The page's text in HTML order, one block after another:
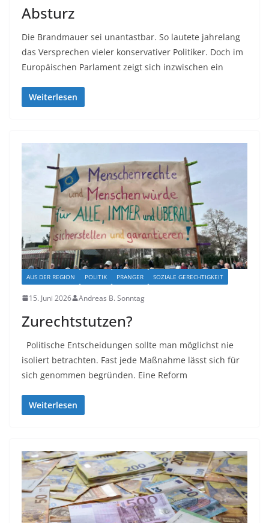
Absturz
Die Brandmauer sei unantastbar. So lautete jahrelang
das Versprechen vieler konservativer Politiker. Doch im
Europäischen Parlament zeigt sich inzwischen ein
Weiterlesen
AUS DER REGION POLITIK PRANGER SOZIALE GERECHTIGKEIT
15. Juni 2026 Andreas B. Sonntag
Zurechtstutzen?
Politische Entscheidungen sollte man möglichst nie
isoliert betrachten. Fast jede Maßnahme lässt sich für
sich genommen begründen. Eine Reform
Weiterlesen